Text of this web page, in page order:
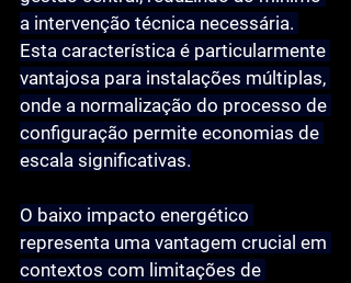
a intervenção técnica necessária.
Esta característica é particularmente
vantajosa para instalações múltiplas,
onde a normalização do processo de
configuração permite economias de
escala significativas.
O baixo impacto energético
representa uma vantagem crucial em
contextos com limitações de